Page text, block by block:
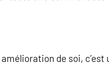
de soi, c’est